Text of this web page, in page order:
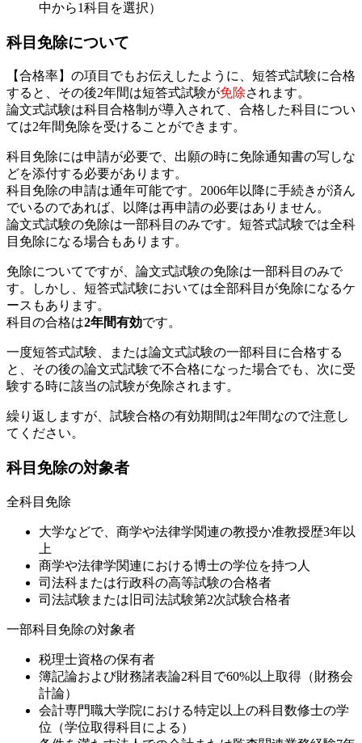
中から1科目を選択）
科目免除について
【合格率】の項目でもお伝えしたように、短答式試験に合格
すると、その後2年間は短答式試験が免除されます。
論文式試験は科目合格制が導入されて、合格した科目につい
ては2年間免除を受けることができます。
科目免除には申請が必要で、出願の時に免除通知書の写しな
どを添付する必要があります。
科目免除の申請は通年可能です。2006年以降に手続きが済ん
でいるのであれば、以降は再申請の必要はありません。
論文式試験の免除は一部科目のみです。短答式試験では全科
目免除になる場合もあります。
免除についてですが、論文式試験の免除は一部科目のみで
す。しかし、短答式試験においては全部科目が免除になるケ
ースもあります。
科目の合格は2年間有効です。
一度短答式試験、または論文式試験の一部科目に合格する
と、その後の論文式試験で不合格になった場合でも、次に受
験する時に該当の試験が免除されます。
繰り返しますが、試験合格の有効期間は2年間なので注意し
てください。
科目免除の対象者
全科目免除
大学などで、商学や法律学関連の教授か准教授歴3年以
上
商学や法律学関連における博士の学位を持つ人
司法科または行政科の高等試験の合格者
司法試験または旧司法試験第2次試験合格者
一部科目免除の対象者
税理士資格の保有者
簿記論および財務諸表論2科目で60%以上取得（財務会
計論）
会計専門職大学院における特定以上の科目数修士の学
位（学位取得科目による）